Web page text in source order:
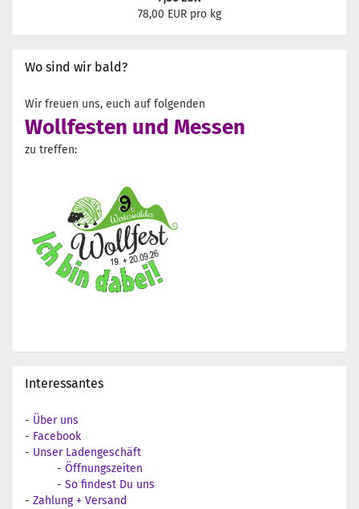
78,00 EUR pro kg
Wo sind wir bald?
Wir freuen uns, euch auf folgenden
Wollfesten und Messen
zu treffen:
Interessantes
- Über uns
- Facebook
- Unser Ladengeschäft
- Öffnungszeiten
- So findest Du uns
- Zahlung + Versand